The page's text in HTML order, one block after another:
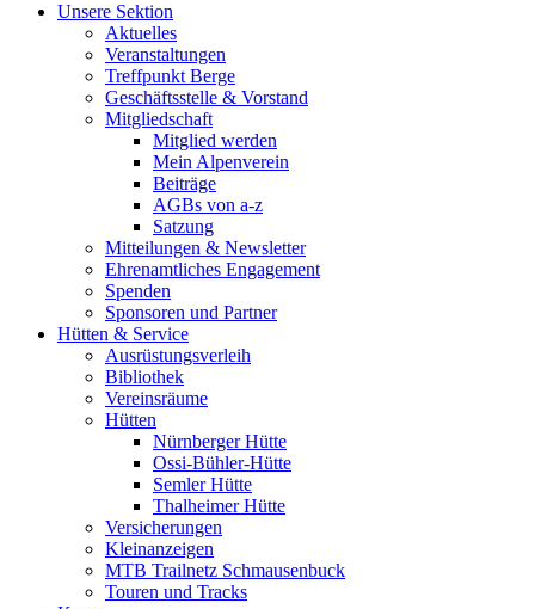
Unsere Sektion
Aktuelles
Veranstaltungen
Treffpunkt Berge
Geschäftsstelle & Vorstand
Mitgliedschaft
Mitglied werden
Mein Alpenverein
Beiträge
AGBs von a-z
Satzung
Mitteilungen & Newsletter
Ehrenamtliches Engagement
Spenden
Sponsoren und Partner
Hütten & Service
Ausrüstungsverleih
Bibliothek
Vereinsräume
Hütten
Nürnberger Hütte
Ossi-Bühler-Hütte
Semler Hütte
Thalheimer Hütte
Versicherungen
Kleinanzeigen
MTB Trailnetz Schmausenbuck
Touren und Tracks